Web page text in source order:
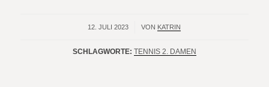
12. JULI 2023 VON KATRIN
SCHLAGWORTE: TENNIS 2. DAMEN